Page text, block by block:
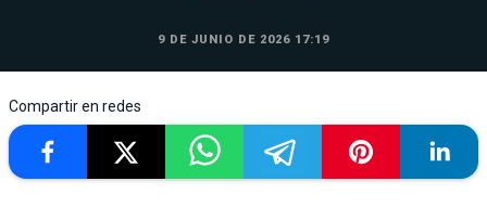
9 DE JUNIO DE 2026 17:19
Compartir en redes